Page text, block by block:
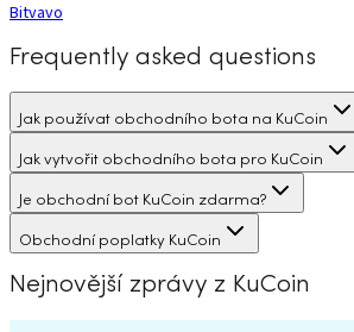
Bitvavo
Frequently asked questions
Jak používat obchodního bota na KuCoin
Jak vytvořit obchodního bota pro KuCoin
Je obchodní bot KuCoin zdarma?
Obchodní poplatky KuCoin
Nejnovější zprávy z KuCoin